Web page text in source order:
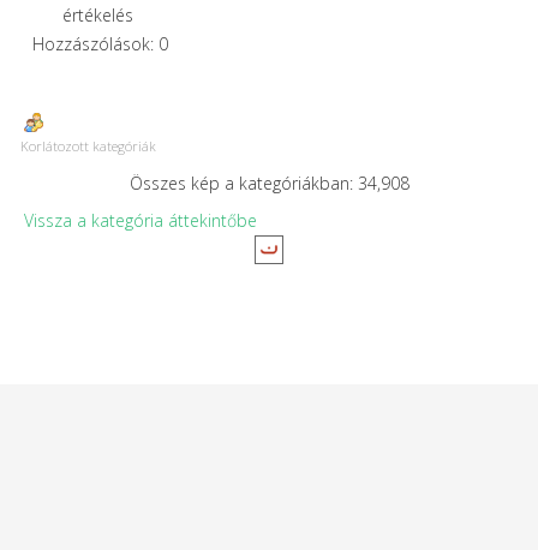
értékelés
Hozzászólások: 0
Korlátozott kategóriák
Összes kép a kategóriákban: 34,908
Vissza a kategória áttekintőbe